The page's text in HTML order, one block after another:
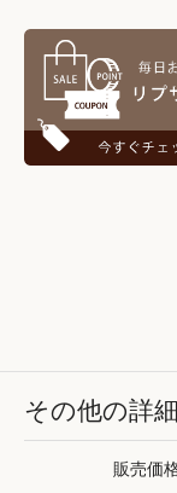
その他の詳
販売価